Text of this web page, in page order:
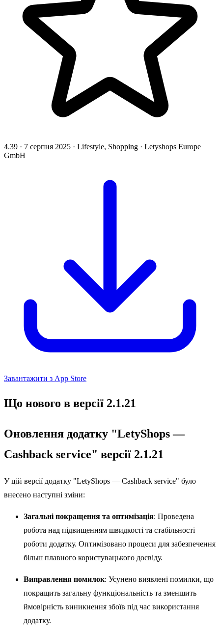
4.39 · 7 серпня 2025 · Lifestyle, Shopping · Letyshops Europe
GmbH
Завантажити з App Store
Що нового в версії 2.1.21
Оновлення додатку "LetyShops —
Cashback service" версії 2.1.21
У цій версії додатку "LetyShops — Cashback service" було
внесено наступні зміни:
Загальні покращення та оптимізація: Проведена
робота над підвищенням швидкості та стабільності
роботи додатку. Оптимізовано процеси для забезпечення
більш плавного користувацького досвіду.
Виправлення помилок: Усунено виявлені помилки, що
покращить загальну функціональність та зменшить
ймовірність виникнення збоїв під час використання
додатку.